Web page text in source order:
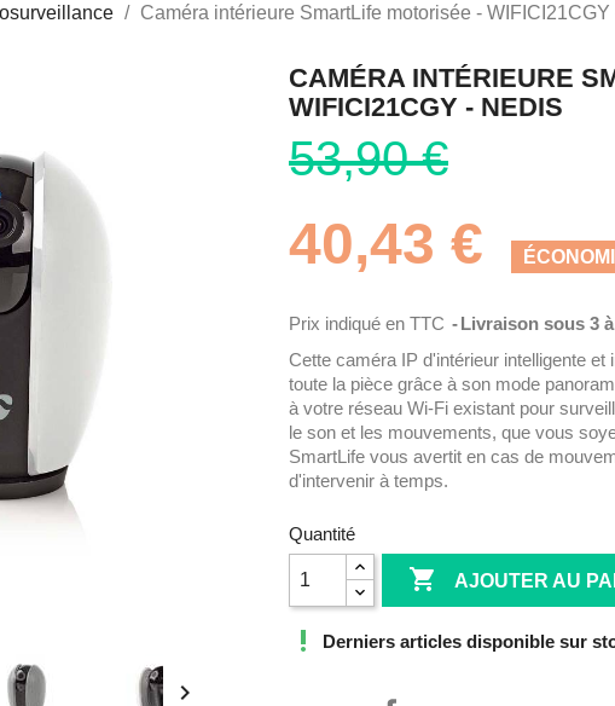
Caméra intérieure SmartLife motorisée -

CAMÉRA INTÉRIEURE
WIFICI21CGY - NEDIS
53,90 €
40,43 €
Prix indiqué en TTC
Livraison sous 3
Cette caméra IP d'intérieur intelligente
toute la pièce grâce à son mode
à votre réseau Wi-Fi existant pour
le son et les mouvements, que vous
SmartLife vous avertit en cas de
d'intervenir à temps.
Quantité
 AJOUTER AU
 Derniers articles disponible sur